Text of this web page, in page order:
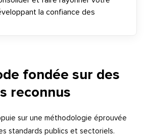
la confiance des
fondée sur des
reconnus
sur une méthodologie éprouvée
standards publics et sectoriels.